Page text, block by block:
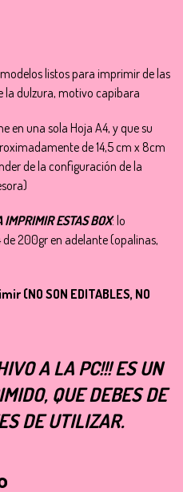
listos para imprimir de las
la dulzura, motivo capibara
en una sola Hoja A4, y que su
de 14,5 cm x 8cm
de la configuración de la
IMPRIMIR ESTAS BOX: lo
200gr en adelante (opalinas,
(NO SON EDITABLES, NO
A LA PC!!! ES UN
QUE DEBES DE
DE UTILIZAR.